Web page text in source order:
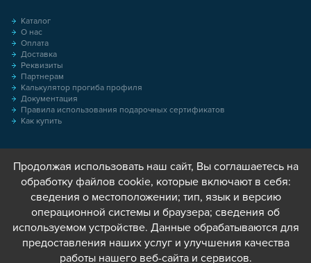
Каталог
О нас
Оплата
Доставка
Реквизиты
Партнерам
Калькулятор прогиба профиля
Документация
Правила использования подарочных сертификатов
Как купить
Продолжая использовать наш сайт, Вы соглашаетесь на
обработку файлов cookie, которые включают в себя:
сведения о местоположении; тип, язык и версию
операционной системы и браузера; сведения об
используемом устройстве. Данные обрабатываются для
предоставления наших услуг и улучшения качества
работы нашего веб-сайта и сервисов.